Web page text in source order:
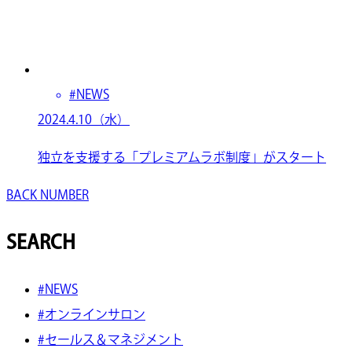
#NEWS
2024.4.10（水）
独立を支援する「プレミアムラボ制度」がスタート
BACK NUMBER
SEARCH
#NEWS
#オンラインサロン
#セールス＆マネジメント